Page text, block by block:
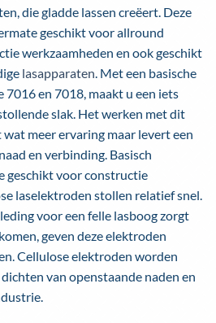
die gladde lassen creëert. Deze
geschikt voor allround
werkzaamheden en ook geschikt
lasapparaten. Met een basische
en 7018, maakt u een iets
slak. Het werken met dit
meer ervaring maar levert een
en verbinding. Basisch
geschikt voor constructie
laselektroden stollen relatief snel.
voor een felle lasboog zorgt
geven deze elektroden
Cellulose elektroden worden
van openstaande naden en